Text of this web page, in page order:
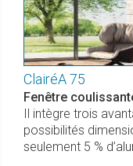
ClairéA 75
Fenêtre
Il intègre trois
possibilités
seulement 5 %